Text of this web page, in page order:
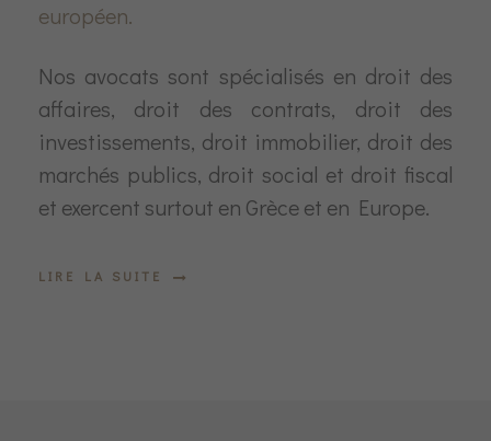
européen.
Nos avocats sont spécialisés en droit des
affaires, droit des contrats, droit des
investissements, droit immobilier, droit des
marchés publics, droit social et droit fiscal
et exercent surtout en Grèce et en Europe.
LIRE LA SUITE